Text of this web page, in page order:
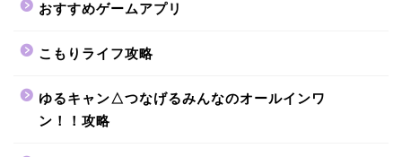
おすすめゲームアプリ
こもりライフ攻略
ゆるキャン△つなげるみんなのオールインワ
ン！！攻略